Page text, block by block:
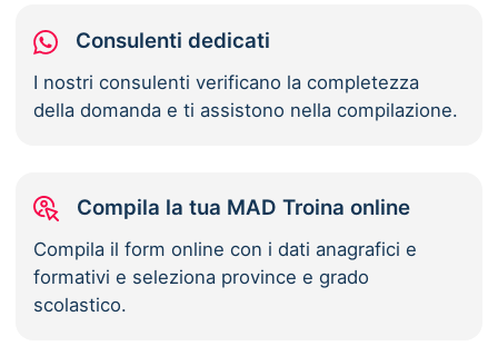
Consulenti dedicati
I nostri consulenti verificano la completezza
della domanda e ti assistono nella compilazione.
Compila la tua MAD Troina online
Compila il form online con i dati anagrafici e
formativi e seleziona province e grado
scolastico.